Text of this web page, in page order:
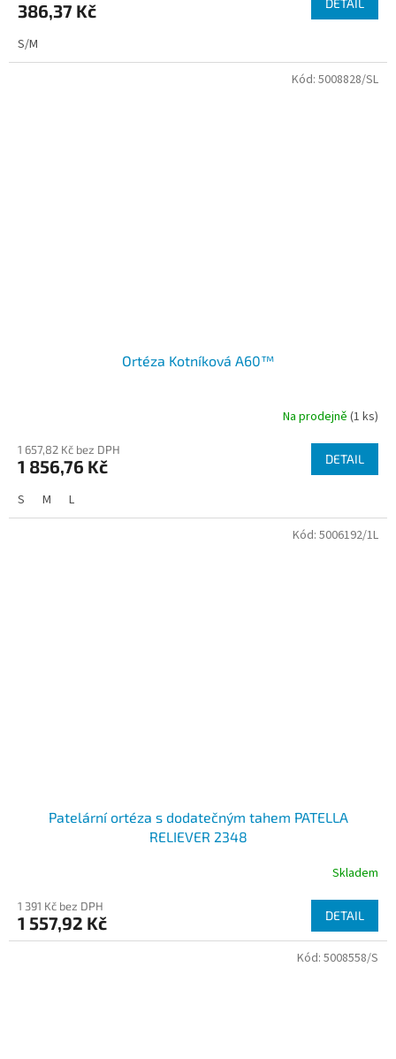
386,37 Kč
S/M
Ortéza Kotníková A60™
Na prodejně (1 ks)
1 657,82 Kč bez DPH
1 856,76 Kč DETAIL
S M L
Kód: 5008828/SL
Patelární ortéza s dodatečným tahem PATELLA
RELIEVER 2348
Skladem
1 391 Kč bez DPH
1 557,92 Kč DETAIL
Kód: 5006192/1L
Kód: 5008558/S